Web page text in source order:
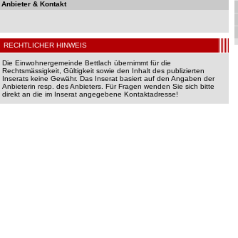
Anbieter & Kontakt
RECHTLICHER HINWEIS
Die Einwohnergemeinde Bettlach übernimmt für die
Rechtsmässigkeit, Gültigkeit sowie den Inhalt des publizierten
Inserats keine Gewähr. Das Inserat basiert auf den Angaben der
Anbieterin resp. des Anbieters. Für Fragen wenden Sie sich bitte
direkt an die im Inserat angegebene Kontaktadresse!